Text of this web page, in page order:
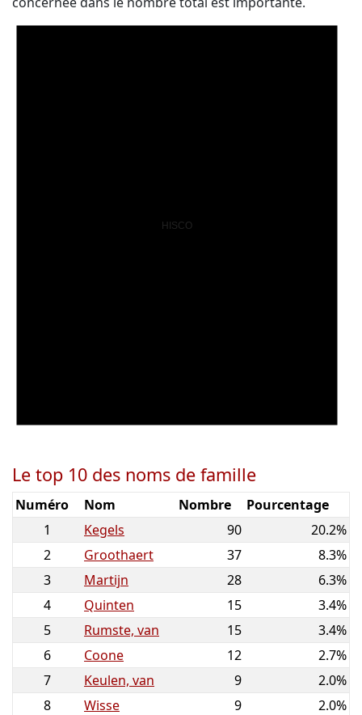
HISCO
Le top 10 des noms de famille
Numéro Nom Nombre
Pourcentage
1
Kegels 90
20.2%
2
Groothaert 37
8.3%
3
Martijn 28
6.3%
4
Quinten 15
3.4%
5
Rumste, van 15
3.4%
6
Coone 12
2.7%
7
Keulen, van 9
2.0%
8
Wisse 9
2.0%